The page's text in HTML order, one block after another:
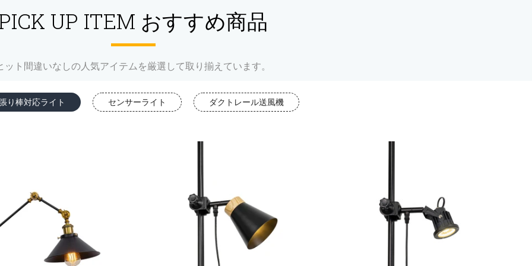
UP ITEM おすすめ商品
ット間違いなしの人気アイテムを厳選して取り揃えています。
り棒対応ライト センサーライト ダクトレール送風機